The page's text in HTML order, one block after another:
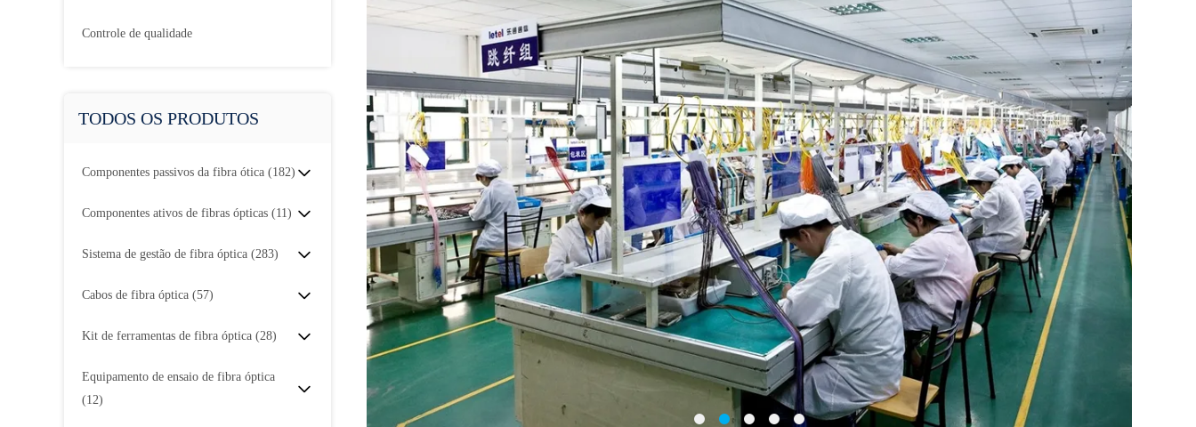
Controle de qualidade
TODOS OS PRODUTOS
Componentes passivos da fibra ótica (182)
Componentes ativos de fibras ópticas (11)
Sistema de gestão de fibra óptica (283)
Cabos de fibra óptica (57)
Kit de ferramentas de fibra óptica (28)
Equipamento de ensaio de fibra óptica
(12)